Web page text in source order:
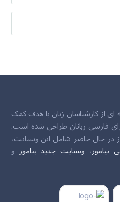
از کارشناسان زبان با هدف کمک
فارسی زبانان طراحی شده است.
در حال حاضر شامل این وبسایت،
بیاموز، وبسایت جدید بیاموز و